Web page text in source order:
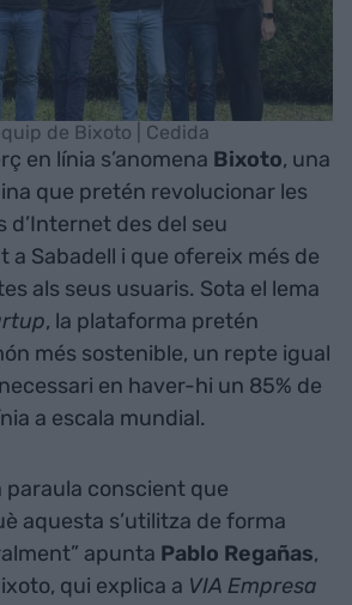
de Bixoto | Cedida
en línia s’anomena Bixoto, una
que pretén revolucionar les
d’Internet des del seu
a Sabadell i que ofereix més de
als seus usuaris. Sota el lema
, la plataforma pretén
més sostenible, un repte igual
en haver-hi un 85% de
a escala mundial.
paraula conscient que
aquesta s’utilitza de forma
apunta Pablo Regañas,
qui explica a VIA Empresa